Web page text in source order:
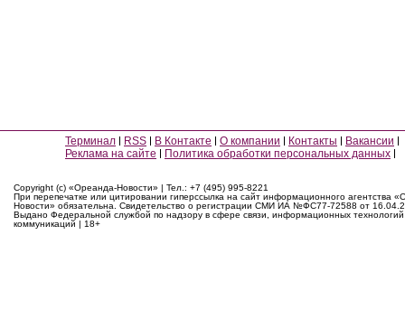
Терминал RSS В Контакте О компании Контакты
Вакансии
Реклама на сайте
Политика обработки персональных данных
Copyright (c) «Ореанда-Новости» | Тел.: +7 (495) 995-8221
При перепечатке или цитировании гиперссылка на сайт информационного агентства
Новости» обязательна. Свидетельство о регистрации СМИ ИА №ФС77-72588 от
Выдано Федеральной службой по надзору в сфере связи, информационных
коммуникаций | 18+